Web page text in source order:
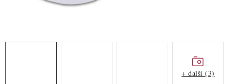
NOVÉ ZBOŽÍ
+ další (3)